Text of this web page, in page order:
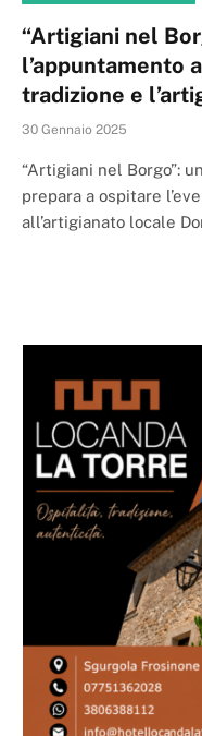
“Artigiani nel
l’appuntamento
tradizione e
30 Gennaio 2025
“Artigiani nel Borgo”:
prepara a ospitare
all’artigianato locale